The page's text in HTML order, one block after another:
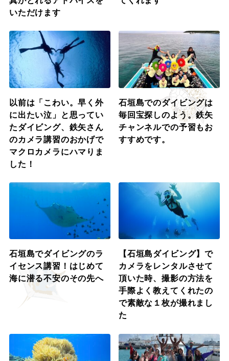
いただけます
以前は「こわい。早く外
に出たい泣」と思ってい
たダイビング、鉄矢さん
のカメラ講習のおかげで
マクロカメラにハマりま
した！
石垣島でのダイビングは
毎回宝探しのよう。鉄矢
チャンネルでの予習もお
すすめです。
石垣島でダイビングのラ
イセンス講習！はじめて
海に潜る不安のその先へ
【石垣島ダイビング】で
カメラをレンタルさせて
頂いた時、撮影の方法を
手際よく教えてくれたの
で素敵な１枚が撮れまし
た